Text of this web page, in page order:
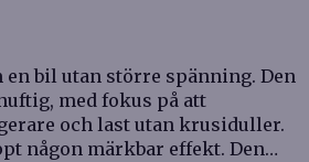
en bil utan större spänning. Den
med fokus på att
och last utan krusiduller.
någon märkbar effekt. Den…